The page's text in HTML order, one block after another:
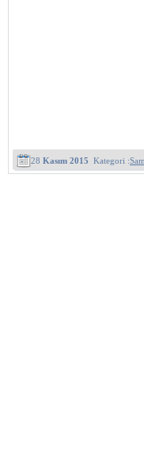
28 Kasım 2015 Kategori :